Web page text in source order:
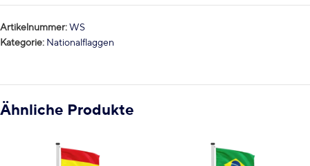
Artikelnummer:WS
Kategorie: Nationalflaggen
Ähnliche Produkte